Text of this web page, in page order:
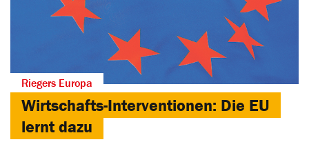
Riegers Europa
Wirtschafts-Interventionen: Die EU
lernt dazu